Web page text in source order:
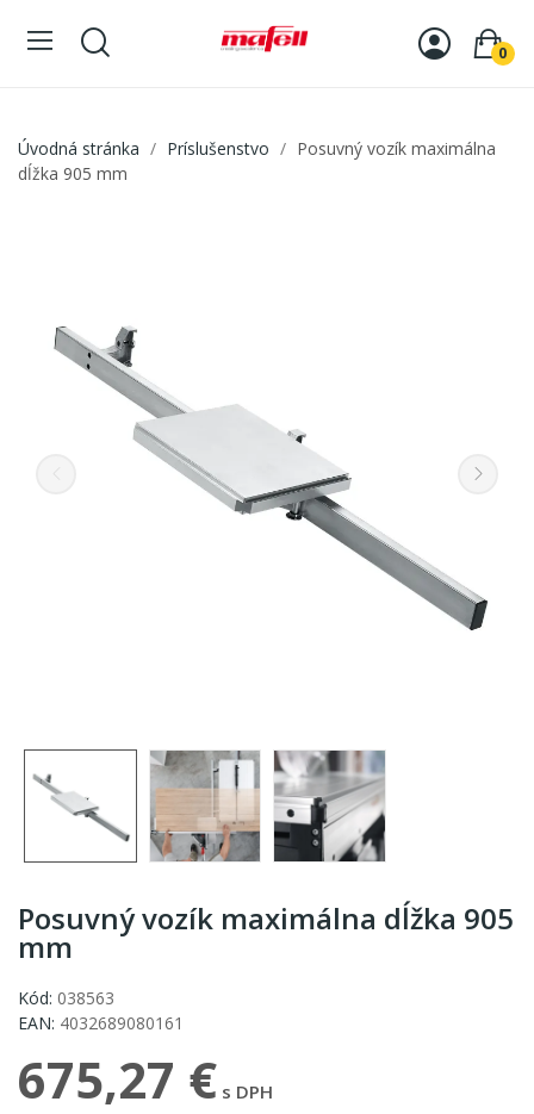
0
Úvodná stránka Príslušenstvo
Posuvný vozík maximálna
dĺžka 905 mm
Posuvný vozík maximálna dĺžka 905
mm
Kód: 038563
EAN: 4032689080161
675,27 € s DPH